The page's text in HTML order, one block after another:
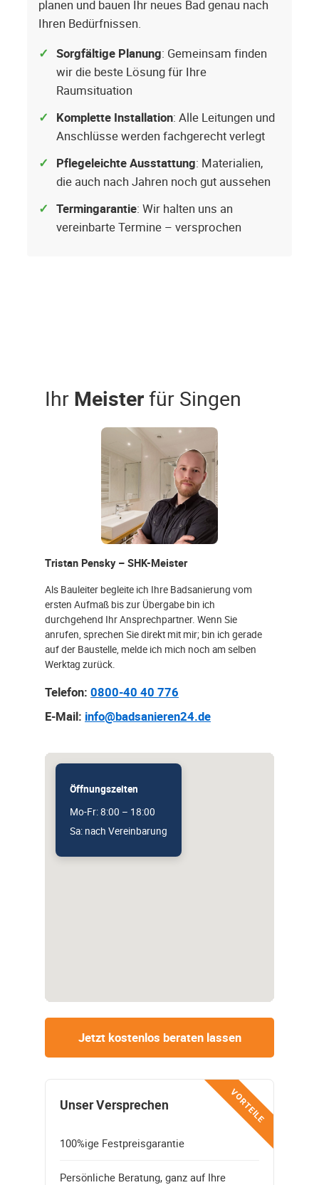
planen und bauen Ihr neues Bad genau nach
Ihren Bedürfnissen.
Sorgfältige Planung: Gemeinsam finden
wir die beste Lösung für Ihre
Raumsituation
Komplette Installation: Alle Leitungen und
Anschlüsse werden fachgerecht verlegt
Pflegeleichte Ausstattung: Materialien,
die auch nach Jahren noch gut aussehen
Termingarantie: Wir halten uns an
vereinbarte Termine – versprochen
Ihr Meisterfür Singen
Tristan Pensky – SHK-Meister
Als Bauleiter begleite ich Ihre Badsanierung vom
ersten Aufmaß bis zur Übergabe bin ich
durchgehend Ihr Ansprechpartner. Wenn Sie
anrufen, sprechen Sie direkt mit mir; bin ich gerade
auf der Baustelle, melde ich mich noch am selben
Werktag zurück.
Telefon: 0800-40 40 776
E-Mail: info@badsanieren24.de
Öffnungszeiten
Mo-Fr: 8:00 – 18:00
Sa: nach Vereinbarung
Jetzt kostenlos beraten lassen
VORTEILE
Unser Versprechen
100%ige Festpreisgarantie
Persönliche Beratung, ganz auf Ihre